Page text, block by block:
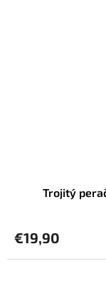
Trojitý
€19,90